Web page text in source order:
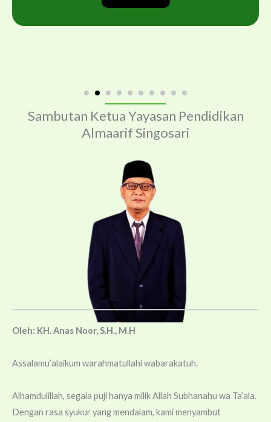
Sambutan Ketua Yayasan Pendidikan
Almaarif Singosari
Oleh: KH. Anas Noor, S.H., M.H
Assalamu’alaikum warahmatullahi wabarakatuh.
Alhamdulillah, segala puji hanya milik Allah Subhanahu wa Ta’ala.
Dengan rasa syukur yang mendalam, kami menyambut
MPLS SMAI Almaarif Singosari 2026 Hadirkan
Petualangan Edukatif Bertema "School
21